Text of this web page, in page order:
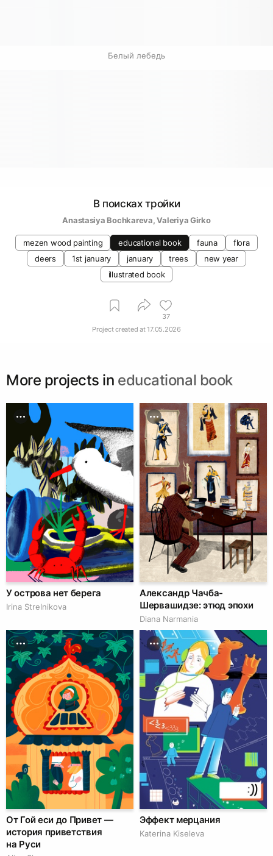
Белый лебедь
В поисках тройки
Anastasiya Bochkareva, Valeriya Girko
mezen wood painting educational book fauna
flora
deers
1st january january trees
new year
illustrated book
37
Project created at17.05.2026
More projects in educational book
У острова нет берега
Irina Strelnikova
Александр Чачба-
Шервашидзе: этюд эпохи
Diana Narmania
От Гой еси до Привет —
история приветствия
на Руси
Эффект мерцания
Katerina Kiseleva